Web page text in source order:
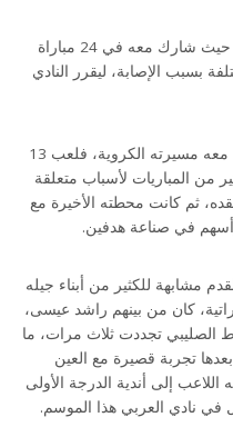
وانتقل عموري بعدها إلى نادي الجزيرة، حيث شارك معه في 24 مباراة
الإصابة، ليقرر النادي
واتجه اللاعب لنادي شباب الأهلي ليُكمل معه مسيرته الكروية، فلعب 13
المباريات لأسباب متعلقة
ثم كانت محطته الأخيرة مع
مشابهة للكثير من أبناء جيله
كان من بينهم راشد عيسى،
الصليبي تجددت ثلاث مرات، ما
تجربة قصيرة مع العين
اللاعب إلى أندية الدرجة الأولى
في نادي العربي هذا الموسم.